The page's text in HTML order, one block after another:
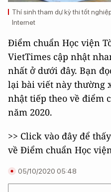
Thí sinh tham dự kỳ thi tốt
Internet
Điểm chuẩn Học viện
VietTimes cập nhật
nhất ở dưới đây. Bạn
lại bài viết này thường
nhật tiếp theo về điểm
năm 2020.
>> Click vào đây để
về Điểm chuẩn Học
05/10/2020 05:48